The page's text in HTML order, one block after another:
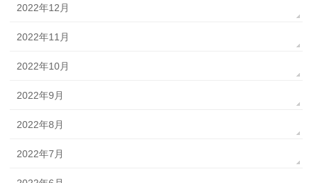
2022年12月
2022年11月
2022年10月
2022年9月
2022年8月
2022年7月